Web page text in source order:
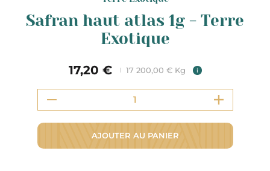
Safran haut atlas 1g - Terre
Exotique
17,20 € 17 200,00 € Kg i
AJOUTER AU PANIER